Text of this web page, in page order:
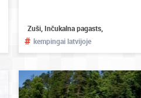
Zuši, Inčukalna pagasts,
# kempingai latvijoje